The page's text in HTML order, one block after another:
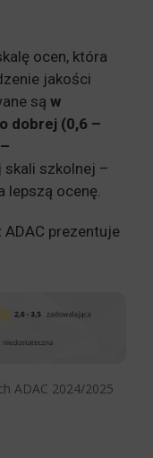
ocen, która
jakości
są w
dobrej (0,6 –
szkolnej –
ocenę.
ADAC prezentuje
ADAC 2024/2025